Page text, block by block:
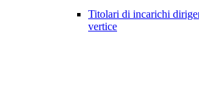
Titolari di incarichi
vertice